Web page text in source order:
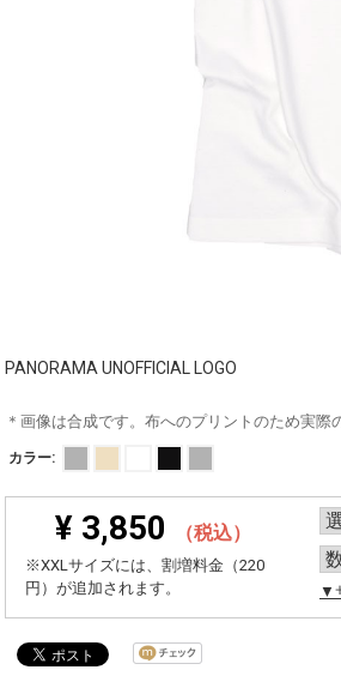
PANORAMA UNOFFICIAL LOGO
＊画像は合成です。布へのプリントのため実際
カラー:
¥ 3,850 （税込）
※XXLサイズには、割増料金（220
円）が追加されます。
▼